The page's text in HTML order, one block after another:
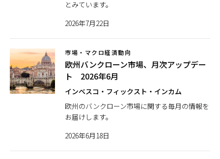
とみています。
2026年7月22日
市場・マクロ経済動向
欧州バンクローン市場、月次アップデー
ト 2026年6月
インベスコ・フィックスト・インカム
欧州のバンクローン市場に関する毎月の情報を
お届けします。
2026年6月18日